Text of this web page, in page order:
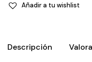
Añadir a tu wishlist
Descripción